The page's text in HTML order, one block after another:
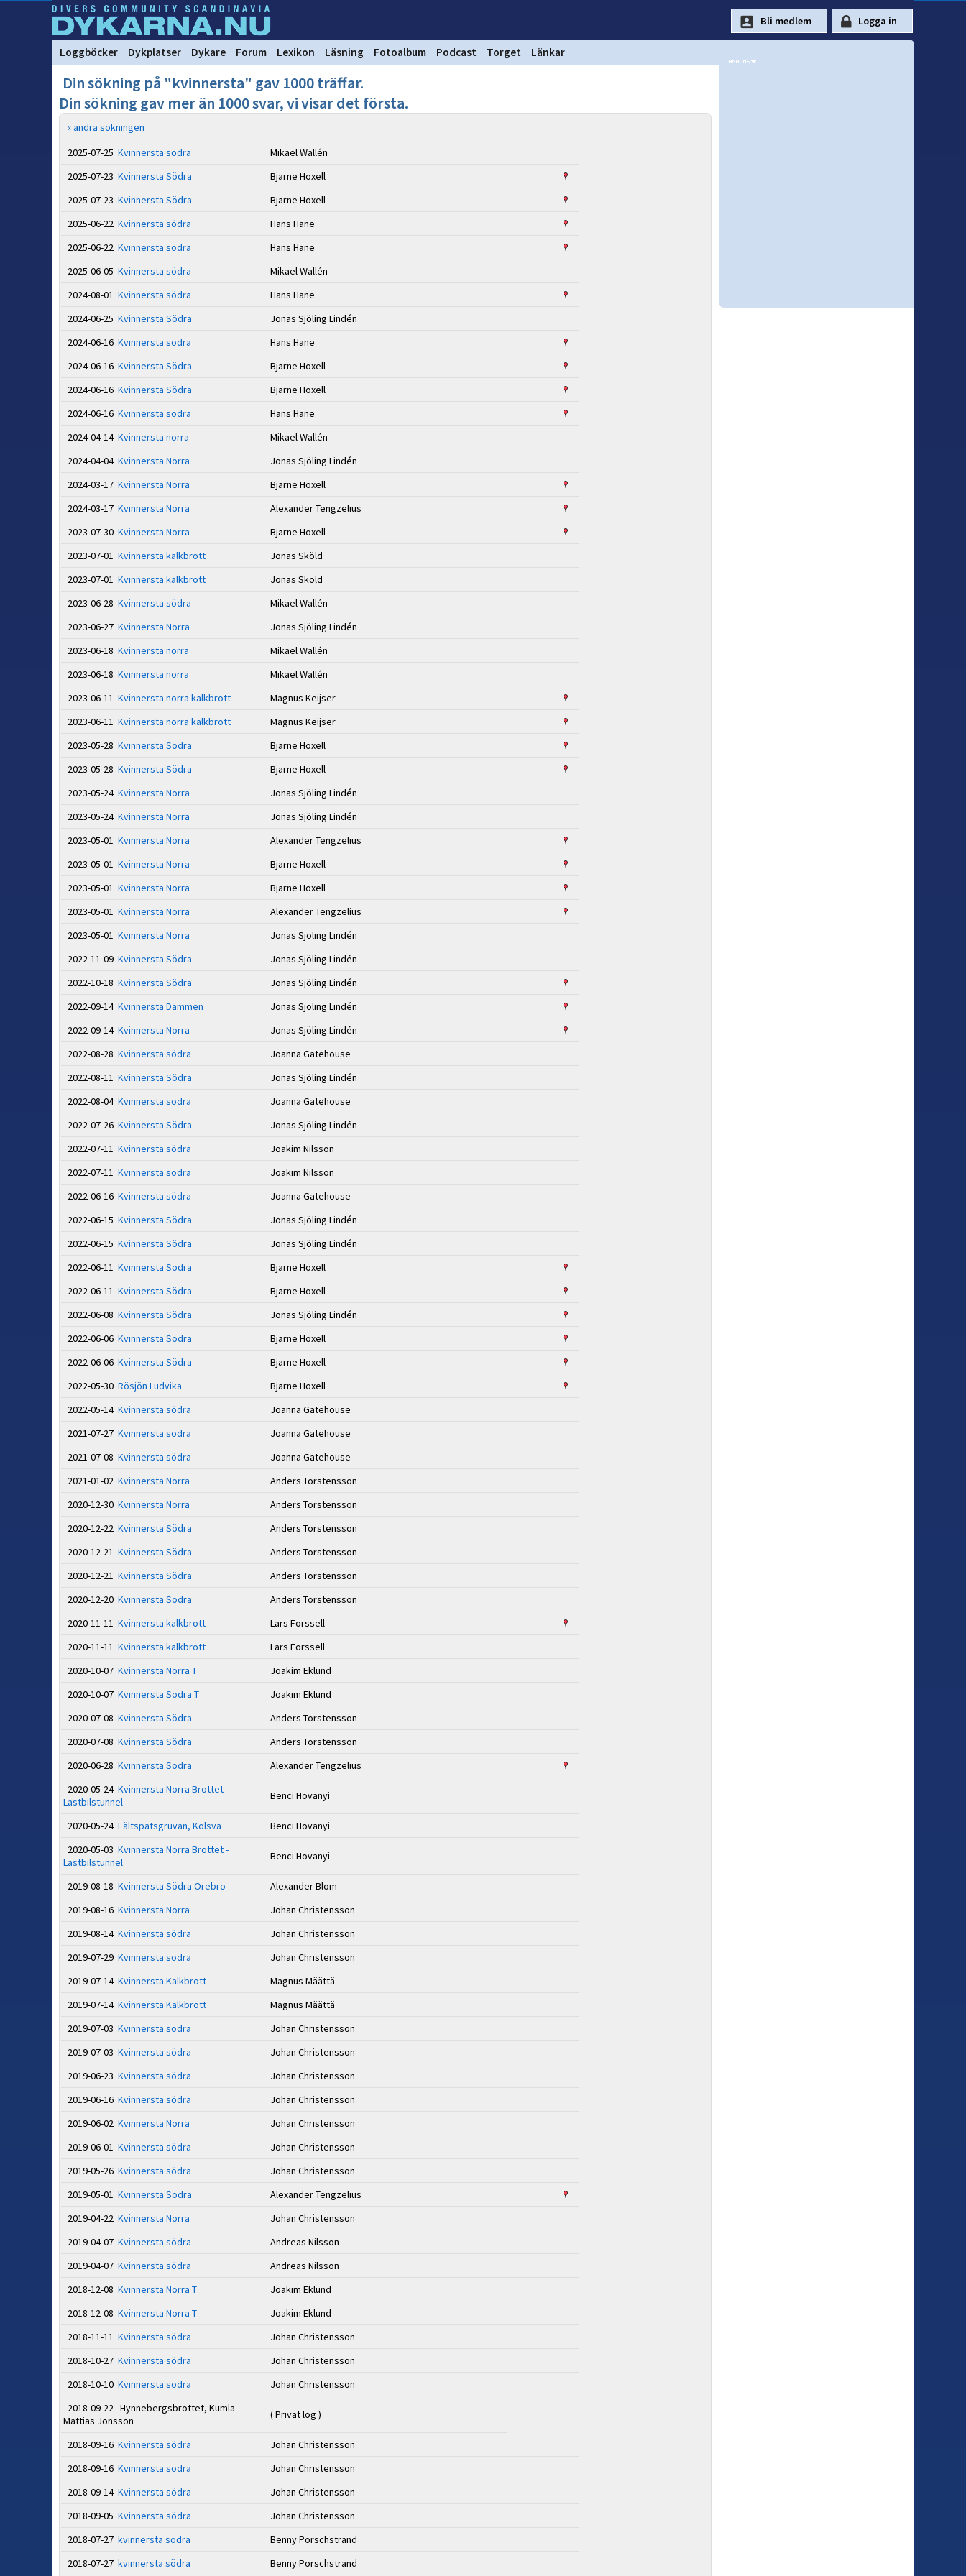
Loggböcker Dykplatser Dykare Forum Lexikon Läsning Fotoalbum Podcast Torget Länkar
Din sökning på "kvinnersta" gav 1000 träffar.
Din sökning gav mer än 1000 svar, vi visar det första.
« ändra sökningen
2025-07-25 Kvinnersta södra
Mikael Wallén
2025-07-23 Kvinnersta Södra
Bjarne Hoxell
2025-07-23 Kvinnersta Södra
Bjarne Hoxell
2025-06-22 Kvinnersta södra
Hans Hane
2025-06-22 Kvinnersta södra
Hans Hane
2025-06-05 Kvinnersta södra
Mikael Wallén
2024-08-01 Kvinnersta södra
Hans Hane
2024-06-25 Kvinnersta Södra
Jonas Sjöling Lindén
2024-06-16 Kvinnersta södra
Hans Hane
2024-06-16 Kvinnersta Södra
Bjarne Hoxell
2024-06-16 Kvinnersta Södra
Bjarne Hoxell
2024-06-16 Kvinnersta södra
Hans Hane
2024-04-14 Kvinnersta norra
Mikael Wallén
2024-04-04 Kvinnersta Norra
Jonas Sjöling Lindén
2024-03-17 Kvinnersta Norra
Bjarne Hoxell
2024-03-17 Kvinnersta Norra
Alexander Tengzelius
2023-07-30 Kvinnersta Norra
Bjarne Hoxell
2023-07-01 Kvinnersta kalkbrott
Jonas Sköld
2023-07-01 Kvinnersta kalkbrott
Jonas Sköld
2023-06-28 Kvinnersta södra
Mikael Wallén
2023-06-27 Kvinnersta Norra
Jonas Sjöling Lindén
2023-06-18 Kvinnersta norra
Mikael Wallén
2023-06-18 Kvinnersta norra
Mikael Wallén
2023-06-11 Kvinnersta norra kalkbrott
Magnus Keijser
2023-06-11 Kvinnersta norra kalkbrott
Magnus Keijser
2023-05-28 Kvinnersta Södra
Bjarne Hoxell
2023-05-28 Kvinnersta Södra
Bjarne Hoxell
2023-05-24 Kvinnersta Norra
Jonas Sjöling Lindén
2023-05-24 Kvinnersta Norra
Jonas Sjöling Lindén
2023-05-01 Kvinnersta Norra
Alexander Tengzelius
2023-05-01 Kvinnersta Norra
Bjarne Hoxell
2023-05-01 Kvinnersta Norra
Bjarne Hoxell
2023-05-01 Kvinnersta Norra
Alexander Tengzelius
2023-05-01 Kvinnersta Norra
Jonas Sjöling Lindén
2022-11-09 Kvinnersta Södra
Jonas Sjöling Lindén
2022-10-18 Kvinnersta Södra
Jonas Sjöling Lindén
2022-09-14 Kvinnersta Dammen
Jonas Sjöling Lindén
2022-09-14 Kvinnersta Norra
Jonas Sjöling Lindén
2022-08-28 Kvinnersta södra
Joanna Gatehouse
2022-08-11 Kvinnersta Södra
Jonas Sjöling Lindén
2022-08-04 Kvinnersta södra
Joanna Gatehouse
2022-07-26 Kvinnersta Södra
Jonas Sjöling Lindén
2022-07-11 Kvinnersta södra
Joakim Nilsson
2022-07-11 Kvinnersta södra
Joakim Nilsson
2022-06-16 Kvinnersta södra
Joanna Gatehouse
2022-06-15 Kvinnersta Södra
Jonas Sjöling Lindén
2022-06-15 Kvinnersta Södra
Jonas Sjöling Lindén
2022-06-11 Kvinnersta Södra
Bjarne Hoxell
2022-06-11 Kvinnersta Södra
Bjarne Hoxell
2022-06-08 Kvinnersta Södra
Jonas Sjöling Lindén
2022-06-06 Kvinnersta Södra
Bjarne Hoxell
2022-06-06 Kvinnersta Södra
Bjarne Hoxell
2022-05-30 Rösjön Ludvika
Bjarne Hoxell
2022-05-14 Kvinnersta södra
Joanna Gatehouse
2021-07-27 Kvinnersta södra
Joanna Gatehouse
2021-07-08 Kvinnersta södra
Joanna Gatehouse
2021-01-02 Kvinnersta Norra
Anders Torstensson
2020-12-30 Kvinnersta Norra
Anders Torstensson
2020-12-22 Kvinnersta Södra
Anders Torstensson
2020-12-21 Kvinnersta Södra
Anders Torstensson
2020-12-21 Kvinnersta Södra
Anders Torstensson
2020-12-20 Kvinnersta Södra
Anders Torstensson
2020-11-11 Kvinnersta kalkbrott
Lars Forssell
2020-11-11 Kvinnersta kalkbrott
Lars Forssell
2020-10-07 Kvinnersta Norra T
Joakim Eklund
2020-10-07 Kvinnersta Södra T
Joakim Eklund
2020-07-08 Kvinnersta Södra
Anders Torstensson
2020-07-08 Kvinnersta Södra
Anders Torstensson
2020-06-28 Kvinnersta Södra
Alexander Tengzelius
2020-05-24 Kvinnersta Norra Brottet -
Lastbilstunnel
Benci Hovanyi
2020-05-24 Fältspatsgruvan, Kolsva
Benci Hovanyi
2020-05-03 Kvinnersta Norra Brottet -
Lastbilstunnel
Benci Hovanyi
2019-08-18 Kvinnersta Södra Örebro
Alexander Blom
2019-08-16 Kvinnersta Norra
Johan Christensson
2019-08-14 Kvinnersta södra
Johan Christensson
2019-07-29 Kvinnersta södra
Johan Christensson
2019-07-14 Kvinnersta Kalkbrott
Magnus Määttä
2019-07-14 Kvinnersta Kalkbrott
Magnus Määttä
2019-07-03 Kvinnersta södra
Johan Christensson
2019-07-03 Kvinnersta södra
Johan Christensson
2019-06-23 Kvinnersta södra
Johan Christensson
2019-06-16 Kvinnersta södra
Johan Christensson
2019-06-02 Kvinnersta Norra
Johan Christensson
2019-06-01 Kvinnersta södra
Johan Christensson
2019-05-26 Kvinnersta södra
Johan Christensson
2019-05-01 Kvinnersta Södra
Alexander Tengzelius
2019-04-22 Kvinnersta Norra
Johan Christensson
2019-04-07 Kvinnersta södra
Andreas Nilsson
2019-04-07 Kvinnersta södra
Andreas Nilsson
2018-12-08 Kvinnersta Norra T
Joakim Eklund
2018-12-08 Kvinnersta Norra T
Joakim Eklund
2018-11-11 Kvinnersta södra
Johan Christensson
2018-10-27 Kvinnersta södra
Johan Christensson
2018-10-10 Kvinnersta södra
Johan Christensson
2018-09-22 Hynnebergsbrottet, Kumla -
Mattias Jonsson
( Privat log )
2018-09-16 Kvinnersta södra
Johan Christensson
2018-09-16 Kvinnersta södra
Johan Christensson
2018-09-14 Kvinnersta södra
Johan Christensson
2018-09-05 Kvinnersta södra
Johan Christensson
2018-07-27 kvinnersta södra
Benny Porschstrand
2018-07-27 kvinnersta södra Benny Porschstrand